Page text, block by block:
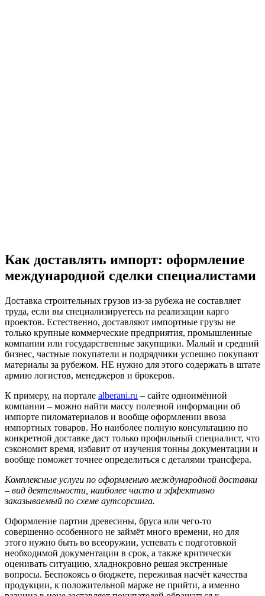
Как доставлять импорт: оформление
международной сделки специалистами
Доставка строительных грузов из-за рубежа не составляет
труда, если вы специализируетесь на реализации карго
проектов. Естественно, доставляют импортные грузы не
только крупные коммерческие предприятия, промышленные
компании или государственные закупщики. Малый и средний
бизнес, частные покупатели и подрядчики успешно покупают
материалы за рубежом. НЕ нужно для этого содержать в штате
армию логистов, менеджеров и брокеров.
К примеру, на портале alberani.ru – сайте одноимённой
компании – можно найти массу полезной информации об
импорте пиломатериалов и вообще оформлении ввоза
импортных товаров. Но наиболее полную консультацию по
конкретной доставке даст только профильный специалист, что
сэкономит время, избавит от изучения тонны документации и
вообще поможет точнее определиться с деталями трансфера.
Комплексные услуги по оформлению международной доставки
– вид деятельности, наиболее часто и эффективно
заказываемый по схеме аутсорсинга.
Оформление партии древесины, бруса или чего-то
совершенно особенного не займёт много времени, но для
этого нужно быть во всеоружии, успевать с подготовкой
необходимой документации в срок, а также критически
оценивать ситуацию, хладнокровно решая экстренные
вопросы. Беспокоясь о бюджете, переживая насчёт качества
продукции, к положительной марже не прийти, а именно